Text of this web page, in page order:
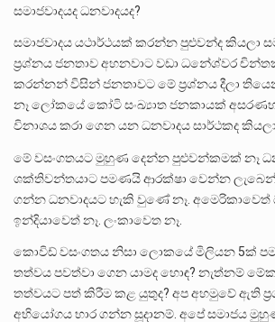
සමාජවාදයද ධනවාදයද?
සමාජවාදය යථාර්ථයක් කරන්න පුළුවන්ද කියලා
ප්‍රශ්නය ජනතාව අහනවාට වඩා ධනේශ්වර
කරන්නන් විසින් ජනතාවට මේ ප්‍රශ්නය දීලා
නෑ ලෝකයේ කෝටි සංඛ්‍යාත ජනකායක්
විනාශය කරා ගෙන යන ධනවාදය සාර්ථකද
මේ වසංගතයට මුහුණ දෙන්න පුළුවන්කමක් නෑ
ශක්තිවන්තයාට පමණයි ආරක්ෂා වෙන්න
ගන්න ධනවාදයට හැකි වුණේ නෑ.
ඉන්දියාවෙත් නෑ. ලංකාවෙත නෑ.
කොවිඩ් වසංගතය නිසා ලොකයේ මිලියන 5ක්
තත්වය පවත්වා ගෙන යාමද හොඳ? නැත්නම්
තත්වයට පත් කිරීම කළ යුතුද? අප අහමුවේ ඇති
අභියෝගය භාර ගන්න සූදානම්. අපේ සමාජය